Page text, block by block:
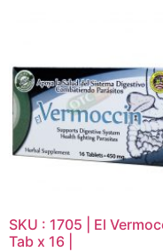
SKU : 1705 | El
Tab x 16 |